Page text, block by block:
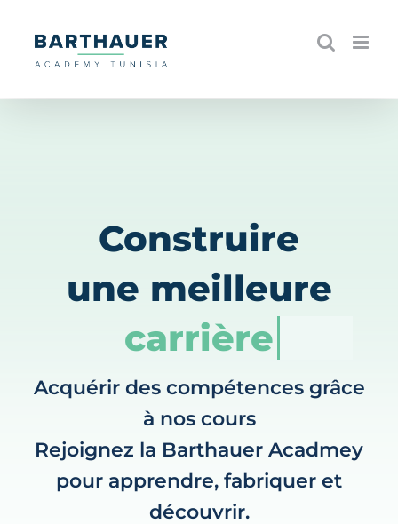
content
Construire
une meilleure
carrière
Acquérir des compétences grâce
à nos cours
Rejoignez la Barthauer Acadmey
pour apprendre, fabriquer et
découvrir.